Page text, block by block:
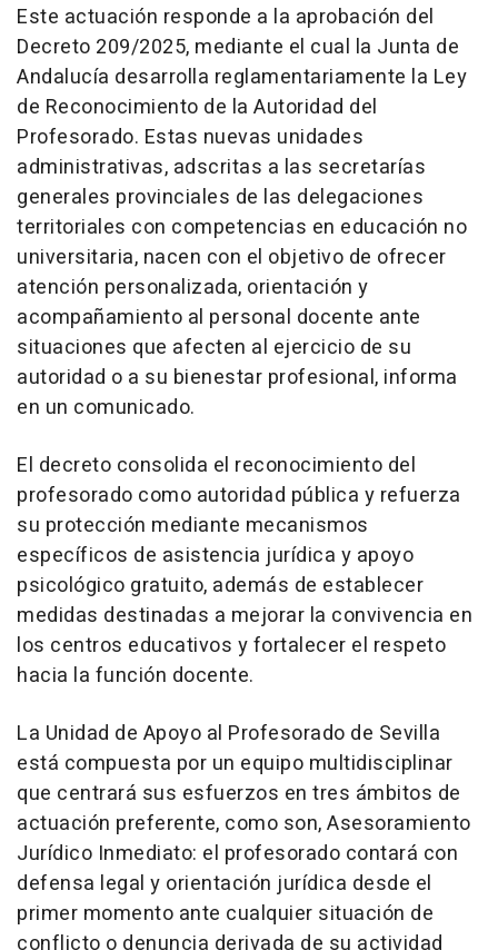
Este actuación responde a la aprobación del
Decreto 209/2025, mediante el cual la Junta de
Andalucía desarrolla reglamentariamente la Ley
de Reconocimiento de la Autoridad del
Profesorado. Estas nuevas unidades
administrativas, adscritas a las secretarías
generales provinciales de las delegaciones
territoriales con competencias en educación no
universitaria, nacen con el objetivo de ofrecer
atención personalizada, orientación y
acompañamiento al personal docente ante
situaciones que afecten al ejercicio de su
autoridad o a su bienestar profesional, informa
en un comunicado.
El decreto consolida el reconocimiento del
profesorado como autoridad pública y refuerza
su protección mediante mecanismos
específicos de asistencia jurídica y apoyo
psicológico gratuito, además de establecer
medidas destinadas a mejorar la convivencia en
los centros educativos y fortalecer el respeto
hacia la función docente.
La Unidad de Apoyo al Profesorado de Sevilla
está compuesta por un equipo multidisciplinar
que centrará sus esfuerzos en tres ámbitos de
actuación preferente, como son, Asesoramiento
Jurídico Inmediato: el profesorado contará con
defensa legal y orientación jurídica desde el
primer momento ante cualquier situación de
conflicto o denuncia derivada de su actividad